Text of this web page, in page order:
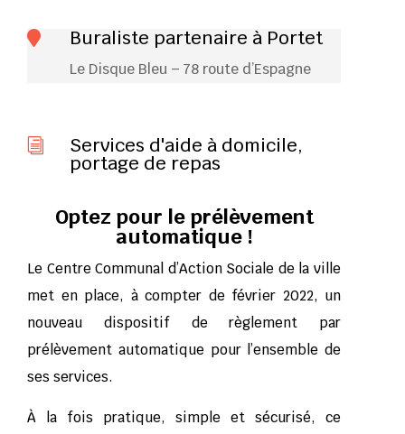
 Buraliste partenaire à Portet
Le Disque Bleu – 78 route d’Espagne
i Services d'aide à domicile,
portage de repas
Optez pour le prélèvement
automatique !
Le Centre Communal d’Action Sociale de la ville
met en place, à compter de février 2022, un
nouveau dispositif de règlement par
prélèvement automatique pour l’ensemble de
ses services.
À la fois pratique, simple et sécurisé, ce